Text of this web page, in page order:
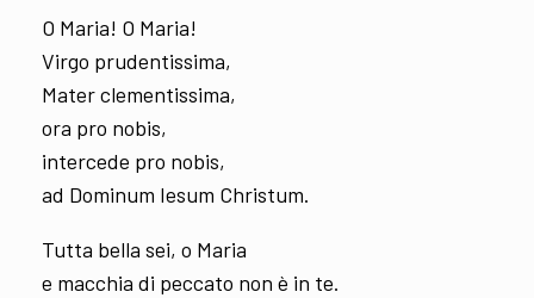
O Maria! O Maria!
Virgo prudentissima,
Mater clementissima,
ora pro nobis,
intercede pro nobis,
ad Dominum Iesum Christum.
Tutta bella sei, o Maria
e macchia di peccato non è in te.